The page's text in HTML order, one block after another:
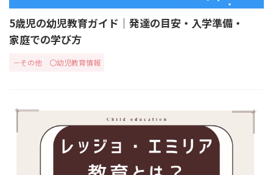
5歳児の幼児教育ガイド｜発達の目安・入学準備・
家庭での学び方
－その他 〇幼児教育情報